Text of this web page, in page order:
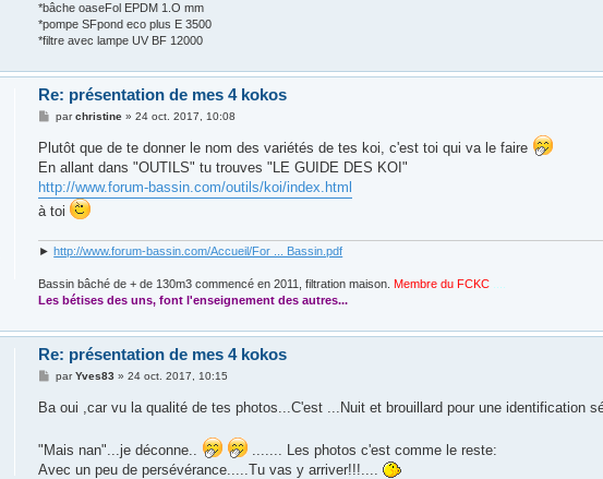
*bâche oaseFol EPDM 1.O mm
*pompe SFpond eco plus E 3500
*filtre avec lampe UV BF 12000
Re: présentation de mes 4 kokos
M
s
a
g
e
parchristine »24 oct. 2017, 10:08
Plutôt que de te donner le nom des variétés de tes koi, c'est toi qui va le faire
En allant dans "OUTILS" tu trouves "LE GUIDE DES KOI"
http://www.forum-bassin.com/outils/koi/index.html
à toi
► http://www.forum-bassin.com/Accueil/For ... Bassin.pdf
Bassin bâché de + de 130m3 commencé en 2011, filtration maison. Membre du FCKC ....
Les bétises des uns, font l'enseignement des autres...
Re: présentation de mes 4 kokos
M
s
e
parYves83 »24 oct. 2017, 10:15
Ba oui ,car vu la qualité de tes photos...C'est ...Nuit et brouillard pour une identification
"Mais nan"...je déconne..
....... Les photos c'est comme le reste:
Avec un peu de persévérance.....Tu vas y arriver!!!....